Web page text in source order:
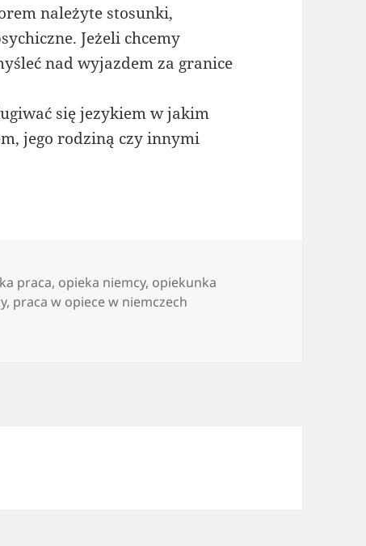
należyte stosunki,
Jeżeli chcemy
nad wyjazdem za granice
się jezykiem w jakim
jego rodziną czy innymi
praca, opieka niemcy, opiekunka
, praca w opiece w niemczech